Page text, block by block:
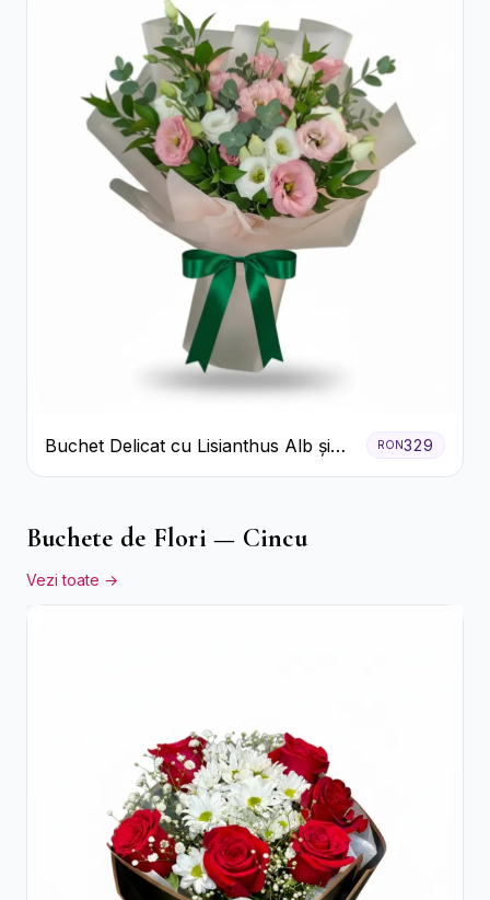
Buchet Delicat cu Lisianthus Alb și
Roz
RON329
Buchete de Flori — Cincu
Vezi toate →